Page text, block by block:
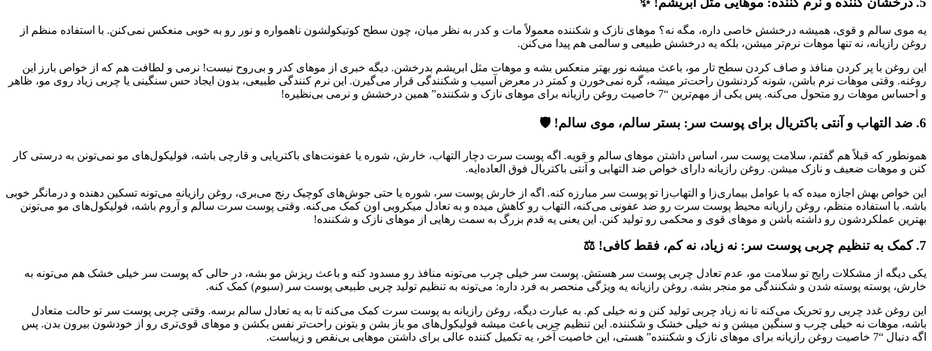
یه موی سالم و قوی، همیشه درخشش خاصی داره، مگه نه؟ موهای نازک و شکننده معمولاً مات و کدر به نظر میان، چون سطح کوتیکولشون ناهمواره و نور رو به خوبی منعکس نمی‌کنن. با استفاده منظم از
روغن رازیانه، نه تنها موهات نرم‌تر میشن، بلکه یه درخشش طبیعی و سالمی هم پیدا می‌کنن.
این روغن با پر کردن منافذ و صاف کردن سطح تار مو، باعث میشه نور بهتر منعکس بشه و موهات مثل ابریشم بدرخشن. دیگه خبری از موهای کدر و بی‌روح نیست! نرمی و لطافت هم که از خواص بارز این
روغنه. وقتی موهات نرم باشن، شونه کردنشون راحت‌تر میشه، گره نمی‌خورن و کمتر در معرض آسیب و شکنندگی قرار می‌گیرن. این نرم کنندگی طبیعی، بدون ایجاد حس سنگینی یا چربی زیاد روی مو، ظاهر
و احساس موهات رو متحول می‌کنه. پس یکی از مهم‌ترین “7 خاصیت روغن رازیانه برای موهای نازک و شکننده” همین درخشش و نرمی بی‌نظیره!
6. ضد التهاب و آنتی باکتریال برای پوست سر: بستر سالم، موی سالم! 🛡️
همونطور که قبلاً هم گفتم، سلامت پوست سر، اساس داشتن موهای سالم و قویه. اگه پوست سرت دچار التهاب، خارش، شوره یا عفونت‌های باکتریایی و قارچی باشه، فولیکول‌های مو نمی‌تونن به درستی کار
کنن و موهات ضعیف و نازک میشن. روغن رازیانه دارای خواص ضد التهابی و آنتی باکتریال فوق العاده‌ایه.
این خواص بهش اجازه میده که با عوامل بیماری‌زا و التهاب‌زا تو پوست سر مبارزه کنه. اگه از خارش پوست سر، شوره یا حتی جوش‌های کوچیک رنج می‌بری، روغن رازیانه می‌تونه تسکین دهنده و درمانگر خوبی
باشه. با استفاده منظم، روغن رازیانه محیط پوست سرت رو ضد عفونی می‌کنه، التهاب رو کاهش میده و به تعادل میکروبی اون کمک می‌کنه. وقتی پوست سرت سالم و آروم باشه، فولیکول‌های مو می‌تونن
بهترین عملکردشون رو داشته باشن و موهای قوی و محکمی رو تولید کنن. این یعنی یه قدم بزرگ به سمت رهایی از موهای نازک و شکننده!
7. کمک به تنظیم چربی پوست سر: نه زیاد، نه کم، فقط کافی! ⚖️
یکی دیگه از مشکلات رایج تو سلامت مو، عدم تعادل چربی پوست سر هستش. پوست سر خیلی چرب می‌تونه منافذ رو مسدود کنه و باعث ریزش مو بشه، در حالی که پوست سر خیلی خشک هم می‌تونه به
خارش، پوسته پوسته شدن و شکنندگی مو منجر بشه. روغن رازیانه یه ویژگی منحصر به فرد داره: می‌تونه به تنظیم تولید چربی طبیعی پوست سر (سبوم) کمک کنه.
این روغن غدد چربی رو تحریک می‌کنه تا نه زیاد چربی تولید کنن و نه خیلی کم. به عبارت دیگه، روغن رازیانه به پوست سرت کمک می‌کنه تا به یه تعادل سالم برسه. وقتی چربی پوست سر تو حالت متعادل
باشه، موهات نه خیلی چرب و سنگین میشن و نه خیلی خشک و شکننده. این تنظیم چربی باعث میشه فولیکول‌های مو باز بشن و بتونن راحت‌تر نفس بکشن و موهای قوی‌تری رو از خودشون بیرون بدن. پس
اگه دنبال “7 خاصیت روغن رازیانه برای موهای نازک و شکننده” هستی، این خاصیت آخر، یه تکمیل کننده عالی برای داشتن موهایی بی‌نقص و زیباست.